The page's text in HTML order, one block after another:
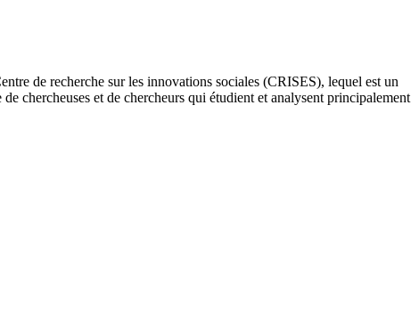
de recherche sur les innovations sociales (CRISES), lequel est un
chercheuses et de chercheurs qui étudient et analysent principalement